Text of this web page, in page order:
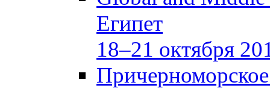
Египет
18–21 октября